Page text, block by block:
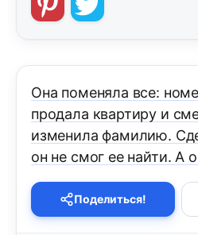
Она поменяла все:
продала квартиру и
изменила фамилию.
он не смог ее найти. А
Поделиться!